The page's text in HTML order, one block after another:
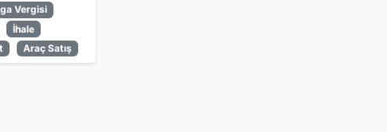
Vergisi
İhale
Araç Satış